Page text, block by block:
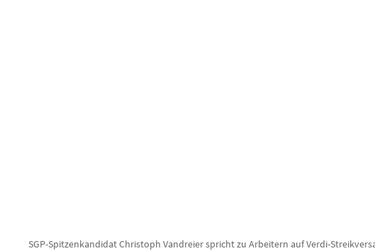
SGP-Spitzenkandidat Christoph Vandreier spricht zu Arbeitern auf Verdi-